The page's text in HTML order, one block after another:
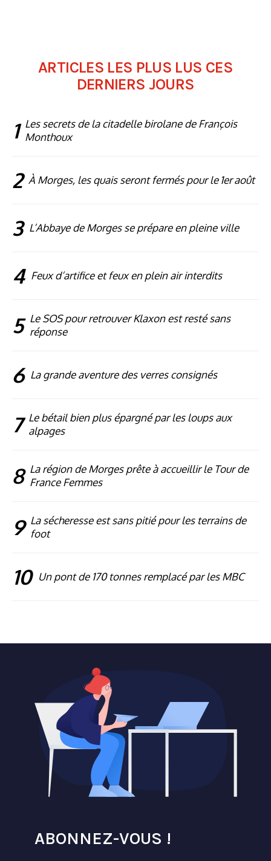
ARTICLES LES PLUS LUS CES
DERNIERS JOURS
1 Les secrets de la citadelle birolane de François
Monthoux
2 À Morges, les quais seront fermés pour le 1er août
3 L’Abbaye de Morges se prépare en pleine ville
4 Feux d’artifice et feux en plein air interdits
5 Le SOS pour retrouver Klaxon est resté sans
réponse
6 La grande aventure des verres consignés
7 Le bétail bien plus épargné par les loups aux
alpages
8 La région de Morges prête à accueillir le Tour de
France Femmes
9 La sécheresse est sans pitié pour les terrains de
foot
10 Un pont de 170 tonnes remplacé par les MBC
ABONNEZ-VOUS !